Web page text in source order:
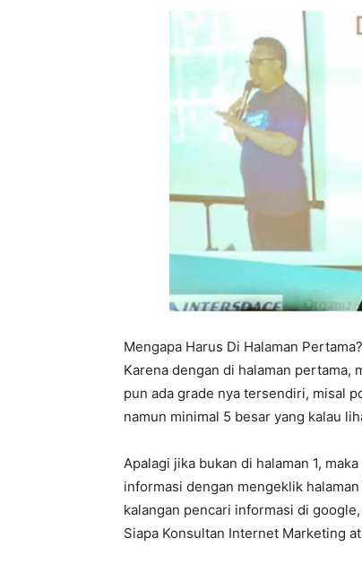
Mengapa Harus Di Halaman
Karena dengan di halaman pertama,
pun ada grade nya tersendiri, misal
namun minimal 5 besar yang kalau
Apalagi jika bukan di halaman 1,
informasi dengan mengeklik
kalangan pencari informasi di
Siapa Konsultan Internet Marketing